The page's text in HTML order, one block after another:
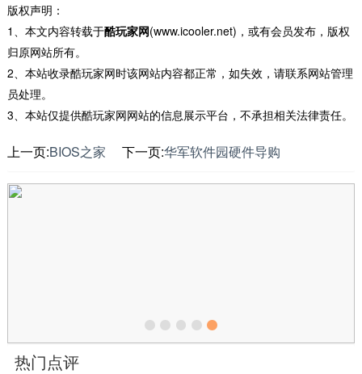
版权声明：
1、本文内容转载于酷玩家网(www.icooler.net)，或有会员发布，版权
归原网站所有。
2、本站收录酷玩家网时该网站内容都正常，如失效，请联系网站管理
员处理。
3、本站仅提供酷玩家网网站的信息展示平台，不承担相关法律责任。
上一页:BIOS之家 下一页:华军软件园硬件导购
热门点评